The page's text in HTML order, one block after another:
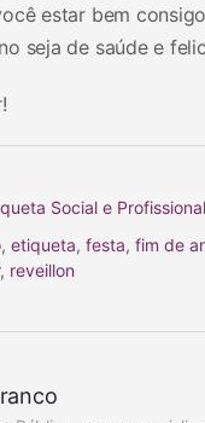
estar bem
seja de saúde e
Social e Profissional
, etiqueta, festa, fim de
, reveillon